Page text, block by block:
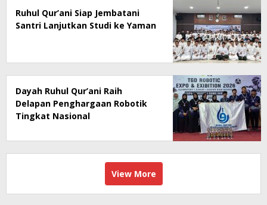
Ruhul Qur’ani Siap Jembatani
Santri Lanjutkan Studi ke Yaman
Dayah Ruhul Qur’ani Raih
Delapan Penghargaan Robotik
Tingkat Nasional
View More